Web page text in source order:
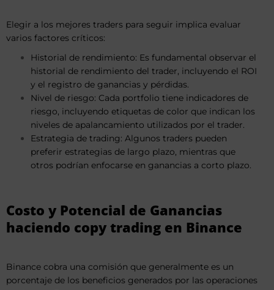
Elegir a los mejores traders para seguir implica evaluar
varios factores críticos:
Historial de rendimiento: Es fundamental observar el
historial de rendimiento del trader, incluyendo el ROI
y el registro de ganancias y pérdidas.
Nivel de riesgo: Cada portfolio tiene indicadores de
riesgo, incluyendo etiquetas de color que indican los
niveles de apalancamiento utilizados por el trader.
Estrategia de trading: Algunos traders pueden
preferir estrategias de largo plazo, mientras que
otros podrían enfocarse en ganancias a corto plazo.
Costo y Potencial de Ganancias
haciendo copy trading en Binance
Binance cobra una comisión que generalmente es un
porcentaje de los beneficios generados por las operaciones